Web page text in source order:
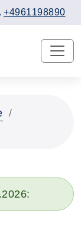
+4961198890